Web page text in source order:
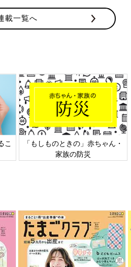
になった。」
を用意してあげたらお気に入りの場
するようになった」
ュニケーションが広がることも珍し
ら、近所に住むじいじとばあばだけでなく、
載一覧へ
こ
「もしものときの」赤ちゃん・
家族の防災